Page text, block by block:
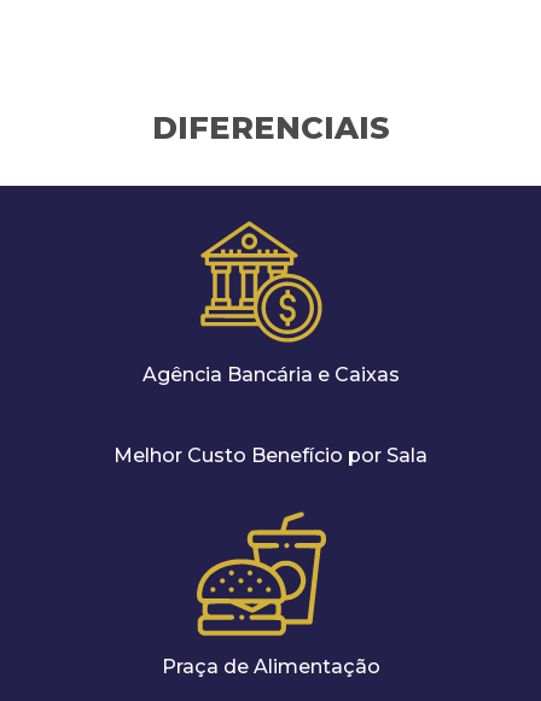
DIFERENCIAIS
Agência Bancária e Caixas
Melhor Custo Benefício por Sala
Praça de Alimentação